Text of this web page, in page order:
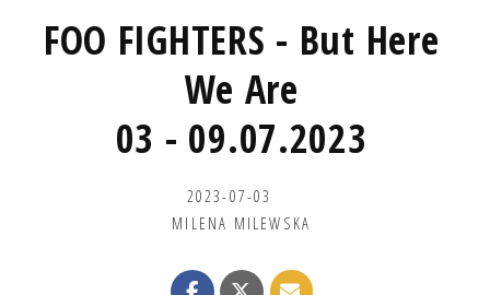
FOO FIGHTERS - But Here
We Are
03 - 09.07.2023
2023-07-03
MILENA MILEWSKA